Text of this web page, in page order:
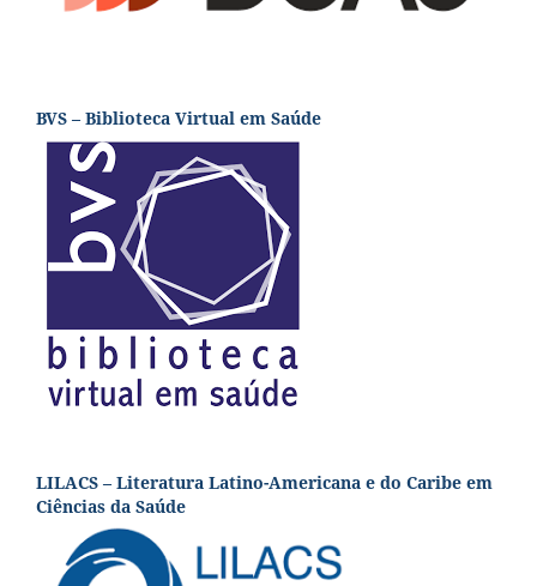
BVS – Biblioteca Virtual em Saúde
LILACS – Literatura Latino-Americana e do Caribe em
Ciências da Saúde